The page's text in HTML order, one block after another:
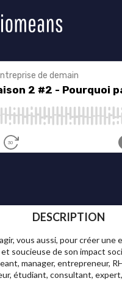
DESCRIPTION
vous aussi, pour créer une
soucieuse de son impact
manager, entrepreneur,
étudiant, consultant,